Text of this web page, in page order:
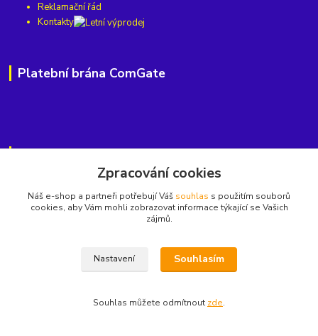
Reklamační řád
Kontakty
Platební brána ComGate
Kde nás najdete
Horská 813, Střední Předměstí,
541 01 Trutnov
Zpracování cookies
Náš e-shop a partneři potřebují Váš souhlas s použitím souborů
cookies, aby Vám mohli zobrazovat informace týkající se Vašich
zájmů.
Nastavení Souhlasím
Souhlas můžete odmítnout zde.